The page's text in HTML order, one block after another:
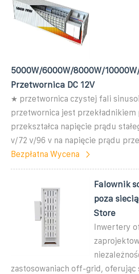
5000W/6000W/8000W/
Przetwornica DC 12V
★ przetwornica czystej fali
przetwornica jest
przekształca napięcie prądu
v/72 v/96 v na napięcie prądu
Bezpłatna Wycena
Falownik
poza
Store
Inwertery
zastosowaniach off-grid, oferując